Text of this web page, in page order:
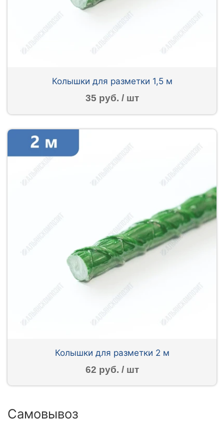
Колышки для разметки 1,5 м
35 руб. / шт
Колышки для разметки 2 м
62 руб. / шт
Самовывоз